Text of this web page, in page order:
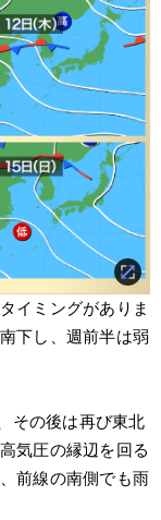
イミングがありま
下し、週前半は弱
その後は再び東北
気圧の縁辺を回る
前線の南側でも雨